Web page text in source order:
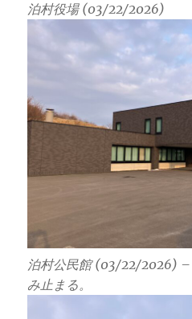
泊村役場 (03/22/2026)
泊村公民館 (03/22/2026) –
み止まる。